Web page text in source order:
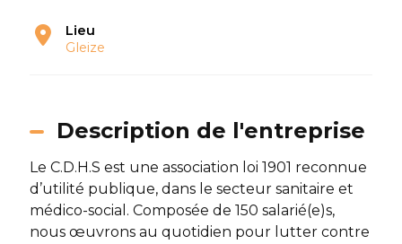
Lieu
Gleize
Description de l'entreprise
Le C.D.H.S est une association loi 1901 reconnue
d’utilité publique, dans le secteur sanitaire et
médico-social. Composée de 150 salarié(e)s,
nous œuvrons au quotidien pour lutter contre